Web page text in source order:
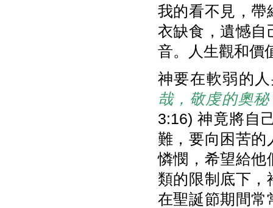
我的看不見，帶
衣缺食，遺憾自
音。人生觀和價
神要在軟弱的
哉，敬虔的奧
3:16) 神竟將自
難，要向困苦的
憐憫，希望給他
類的限制底下，
在聖誕節期間常